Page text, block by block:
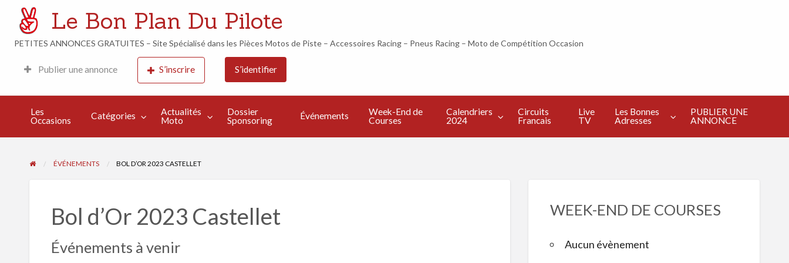
Actualités
Moto
Dossier
Sponsoring
Événements
Week-
End de
Courses
Le Bon Plan Du Pilote
PETITES ANNONCES GRATUITES – Site Spécialisé dans les Pièces Motos de Piste – Accessoires Racing – Pneus Racing – Moto de Compétition Occasion
Publier une annonce S’inscrire S’identifier
Les
Occasions
Catégories
Actualités
Moto
Dossier
Sponsoring
Événements
Week-End de
Courses
Calendriers
2024
Circuits
Francais
Live
TV
Les Bonnes
Adresses
PUBLIER UNE
ANNONCE
ÉVÉNEMENTS BOL D’OR 2023 CASTELLET
Bol d’Or 2023 Castellet
Événements à venir
WEEK-END DE COURSES
Aucun évènement